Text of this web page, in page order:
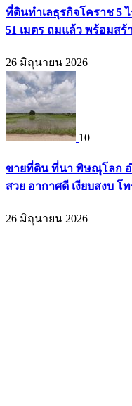
ที่ดินทำเลธุรกิจโคราช 5
51 เมตร ถมแล้ว พร้อมสร้
26 มิถุนายน 2026
10
ขายที่ดิน ที่นา พิษณุโลก อ
สวย อากาศดี เงียบสงบ โท
26 มิถุนายน 2026